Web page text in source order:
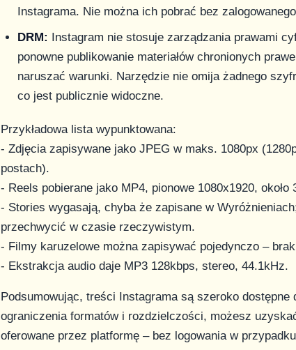
Instagrama. Nie można ich pobrać bez
DRM: Instagram nie stosuje zarządzania prawami
ponowne publikowanie materiałów chronionych
naruszać warunki. Narzędzie nie omija żadnego
co jest publicznie widoczne.
Przykładowa lista wypunktowana:
- Zdjęcia zapisywane jako JPEG w maks. 1080px
postach).
- Reels pobierane jako MP4, pionowe 1080x1920,
- Stories wygasają, chyba że zapisane w
przechwycić w czasie rzeczywistym.
- Filmy karuzelowe można zapisywać pojedynczo –
- Ekstrakcja audio daje MP3 128kbps, stereo, 44.1kHz.
Podsumowując, treści Instagrama są szeroko
ograniczenia formatów i rozdzielczości, możesz
oferowane przez platformę – bez logowania w